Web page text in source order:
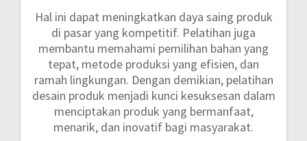
Hal ini dapat meningkatkan daya saing produk
di pasar yang kompetitif. Pelatihan juga
membantu memahami pemilihan bahan yang
tepat, metode produksi yang efisien, dan
ramah lingkungan. Dengan demikian, pelatihan
desain produk menjadi kunci kesuksesan dalam
menciptakan produk yang bermanfaat,
menarik, dan inovatif bagi masyarakat.